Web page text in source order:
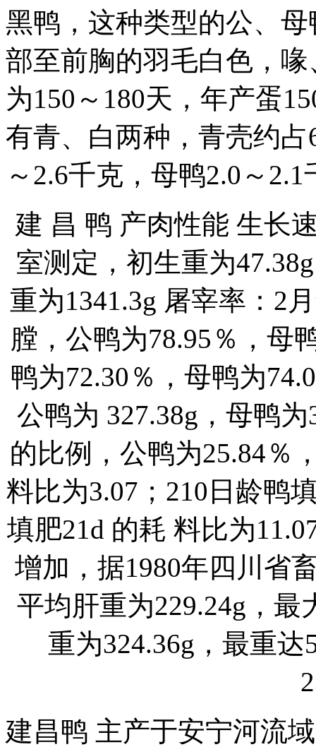
黑鸭，这种类型的公、
部至前胸的羽毛白色，
为150～180天，年产蛋
有青、白两种，青壳约
～2.6千克，母鸭2.0～2.1
建 昌 鸭 产肉性能 生长
室测定，初生重为
重为1341.3g 屠宰率：2
膛，公鸭为78.95％，母
鸭为72.30％，母鸭为
公鸭为 327.38g，母鸭
的比例，公鸭为25.84％
料比为3.07；210日龄鸭
填肥21d 的耗 料比为
增加，据1980年四川省
平均肝重为229.24g，最
重为324.36g，最重
建昌鸭 主产于安宁河流